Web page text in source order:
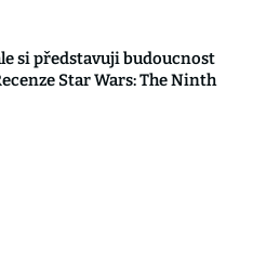
si představuji budoucnost
Star Wars: The Ninth